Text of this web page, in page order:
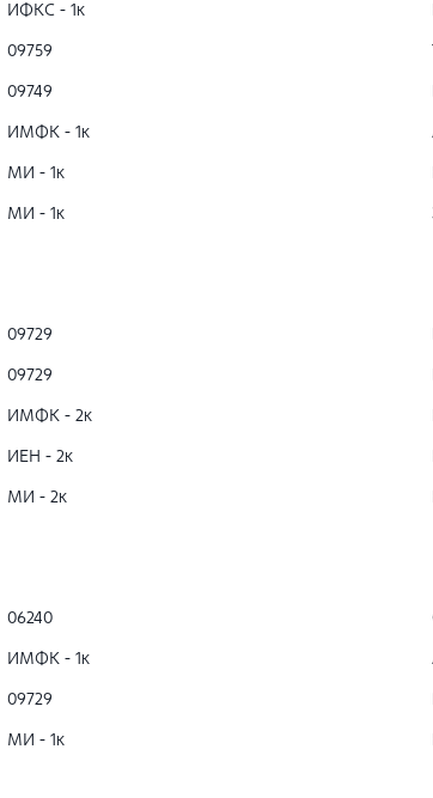
ИФКС - 1к
09759
09749
ИМФК - 1к
МИ - 1к
МИ - 1к
09729
09729
ИМФК - 2к
ИЕН - 2к
МИ - 2к
06240
ИМФК - 1к
09729
МИ - 1к